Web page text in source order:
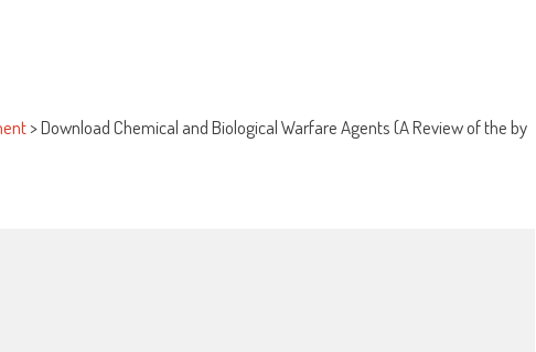
>Download Chemical and Biological Warfare Agents (A Review of the by